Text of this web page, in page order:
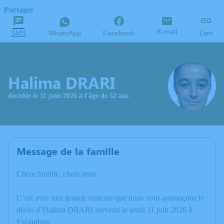
Partager
SMS WhatsApp Facebook E-mail Lien
Halima DRARI
décédée le 11 juin 2026 à l'âge de 52 ans
Message de la famille
Chère famille, chers amis,
C’est avec une grande tristesse que nous vous annonçons le
décès d’Halima DRARI survenu le jeudi 11 juin 2026 à
Escaudain.